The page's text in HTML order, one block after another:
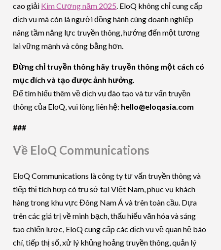
cao giải Kim Cương năm 2025 . EloQ không chỉ cung cấp
dịch vụ mà còn là người đồng hành cùng doanh nghiệp
nâng tầm năng lực truyền thông, hướng đến một tương
lai vững mạnh và công bằng hơn.
Đừng chỉ truyền thông hãy truyền thông một cách có
mục đích và tạo được ảnh hưởng.
Để tìm hiểu thêm về dịch vụ đào tạo và tư vấn truyền
thông của EloQ, vui lòng liên hệ: hello@eloqasia.com
###
Về EloQ Communications
EloQ Communications là công ty tư vấn truyền thông và
tiếp thị tích hợp có trụ sở tại Việt Nam, phục vụ khách
hàng trong khu vực Đông Nam Á và trên toàn cầu. Dựa
trên các giá trị về minh bạch, thấu hiểu văn hóa và sáng
tạo chiến lược, EloQ cung cấp các dịch vụ về quan hệ báo
chí, tiếp thị số, xử lý khủng hoảng truyền thông, quản lý